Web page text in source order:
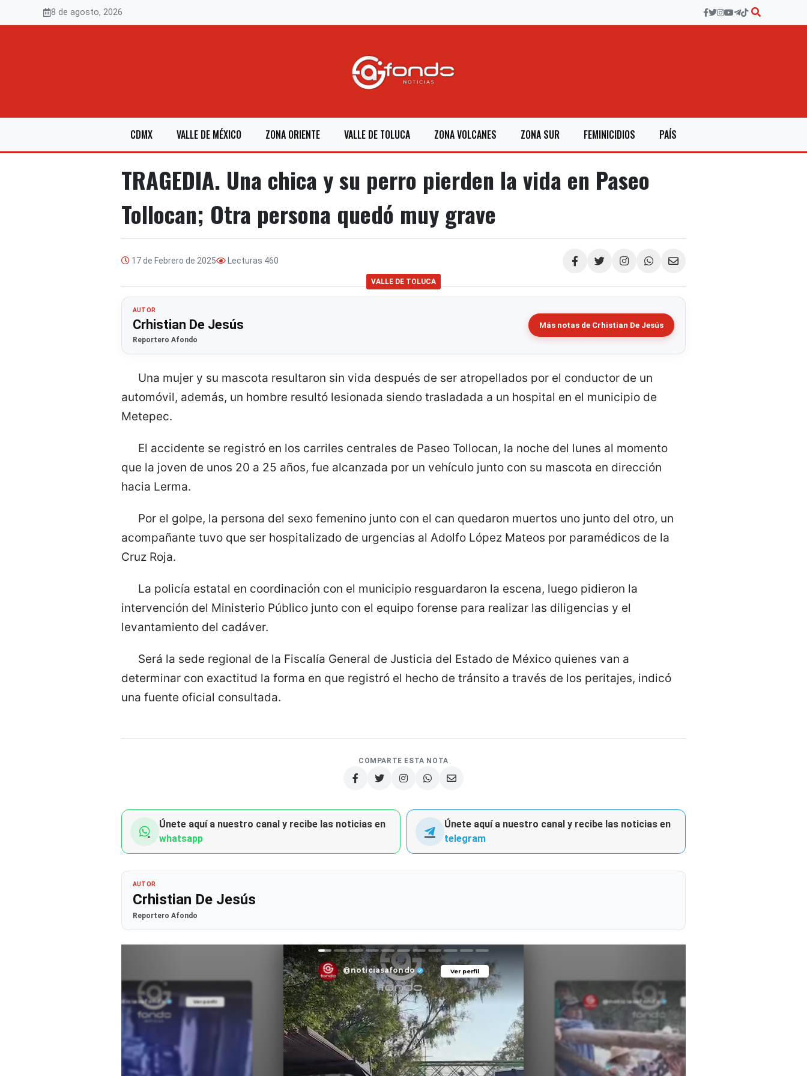
8 de agosto, 2026
CDMX VALLE DE MÉXICO ZONA ORIENTE VALLE DE TOLUCA ZONA VOLCANES ZONA SUR FEMINICIDIOS PAÍS
TRAGEDIA. Una chica y su perro pierden la vida en Paseo
Tollocan; Otra persona quedó muy grave
17 de Febrero de 2025 Lecturas 460
Compartir
VALLE DE TOLUCA
AUTOR
Crhistian De Jesús
Reportero Afondo
Más notas de Crhistian De Jesús
Una mujer y su mascota resultaron sin vida después de ser atropellados por el conductor de un
automóvil, además, un hombre resultó lesionada siendo trasladada a un hospital en el municipio de
Metepec.
El accidente se registró en los carriles centrales de Paseo Tollocan, la noche del lunes al momento
que la joven de unos 20 a 25 años, fue alcanzada por un vehículo junto con su mascota en dirección
hacia Lerma.
Por el golpe, la persona del sexo femenino junto con el can quedaron muertos uno junto del otro, un
acompañante tuvo que ser hospitalizado de urgencias al Adolfo López Mateos por paramédicos de la
Cruz Roja.
La policía estatal en coordinación con el municipio resguardaron la escena, luego pidieron la
intervención del Ministerio Público junto con el equipo forense para realizar las diligencias y el
levantamiento del cadáver.
Será la sede regional de la Fiscalía General de Justicia del Estado de México quienes van a
determinar con exactitud la forma en que registró el hecho de tránsito a través de los peritajes, indicó
una fuente oficial consultada.
COMPARTE ESTA NOTA
Únete aquí a nuestro canal y recibe las noticias en
whatsapp
Únete aquí a nuestro canal y recibe las noticias en
telegram
AUTOR
Crhistian De Jesús
Reportero Afondo
Ver perfil
@noticiasafondo Ver perfil
@noticiasafondo
Ver perfil
@noticiasafondo Ver perfil